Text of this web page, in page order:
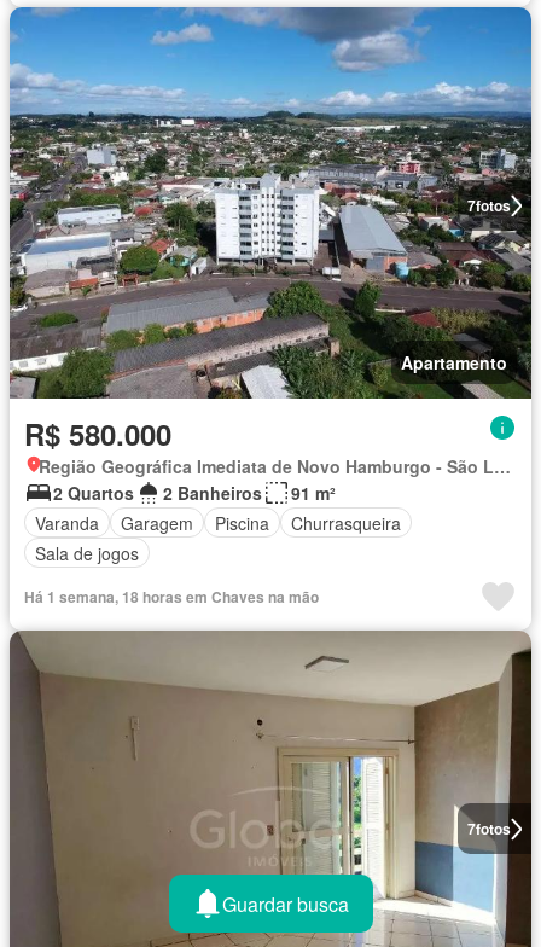
7fotos
Apartamento
R$ 580.000
Região Geográfica Imediata de Novo Hamburgo - São Leopoldo, Região Metropolitana de Porto Alegre
2 Quartos
2 Banheiros
91 m²
Varanda
Garagem Piscina
Churrasqueira
Sala de jogos
Há 1 semana, 18 horas em Chaves na mão
7fotos
Guardar busca